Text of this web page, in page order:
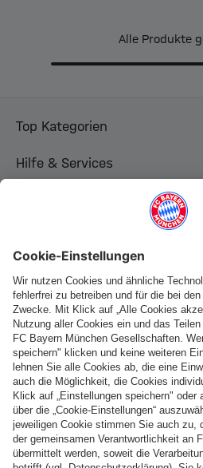
Alle Produkte
Top Kategorien
Hilfe & Services
Folge uns
Zahlung & Lieferung
FC Bayern Store App